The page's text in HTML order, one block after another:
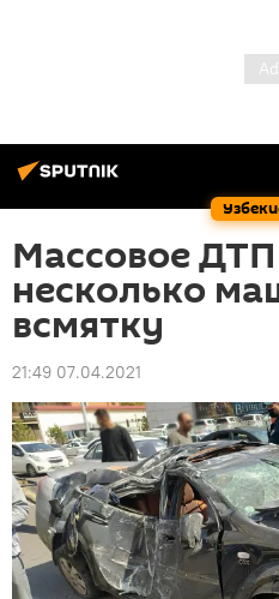
Массовое
несколько
всмятку
21:49 07.04.2021